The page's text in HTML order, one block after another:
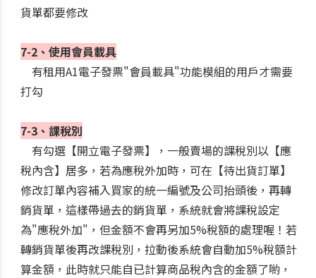
貨單都要修改
7-2、使用會員載具
有租用A1電子發票"會員載具"功能模組的用戶才需要
打勾
7-3、課稅別
有勾選【開立電子發票】，一般賣場的課稅別以【應
稅內含】居多，若為應稅外加時，可在【待出貨訂單】
修改訂單內容補入買家的統一編號及公司抬頭後，再轉
銷貨單，這樣帶過去的銷貨單，系統就會將課稅設定
為"應稅外加"，但金額不會再另加5%稅額的處理喔！若
轉銷貨單後再改課稅別，拉動後系統會自動加5%稅額計
算金額，此時就只能自已計算商品稅內含的金額了喲，